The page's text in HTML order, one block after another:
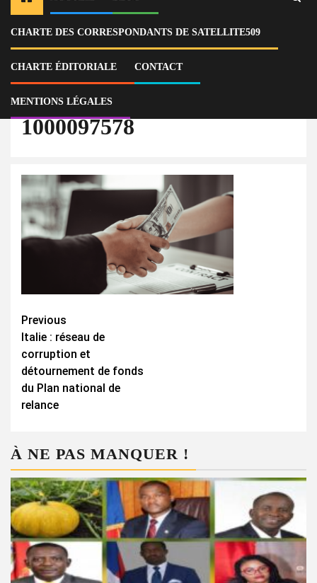
CHARTE DES CORRESPONDANTS DE SATELLITE509
CHARTE ÉDITORIALE CONTACT
MENTIONS LÉGALES
Home
Actu
Italie : réseau de corruption et détournement de fonds du Plan national
de relance
1000097578
Continue
Reading
Previous
Italie : réseau de
corruption et
détournement de fonds
du Plan national de
relance
À NE PAS MANQUER !